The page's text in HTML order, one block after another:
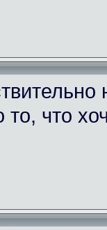
что